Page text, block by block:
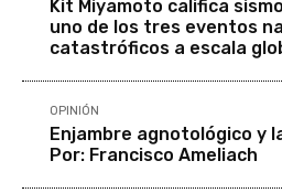
Kit Miyamoto califica
uno de los tres eventos
catastróficos a escala
OPINIÓN
Enjambre agnotológico y
Por: Francisco Ameliach